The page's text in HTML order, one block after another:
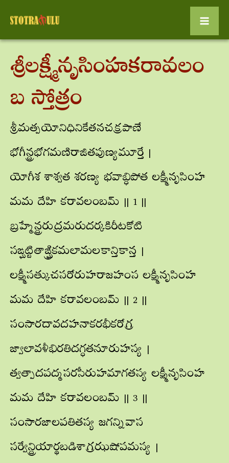
Skip
to
contentశ్రీలక్ష్మీనృసింహకరావలం
బ స్తోత్రం
శ్రీమత్పయోనిధినికేతనచక్రపాణే
భోగీన్ద్రభోగమణిరాజితపుణ్యమూర్తే |
యోగీశ శాశ్వత శరణ్య భవాబ్ధిపోత లక్ష్మీనృసింహ
మమ దేహి కరావలంబమ్ || 1 ||
బ్రహ్మేన్ద్రరుద్రమరుదర్కకిరీటకోటి
సఙ్ఘట్టితాఙ్ఘ్రికమలామలకాన్తికాన్త |
లక్ష్మీసత్కుచసరోరుహరాజహంస లక్ష్మీనృసింహ
మమ దేహి కరావలంబమ్ || 2 ||
సంసారదావదహనాకరభీకరోగ్ర
జ్వాలావళీభిరతిదగ్ధతనూరుహస్య |
త్వత్పాదపద్మసరసీరుహమాగతస్య లక్ష్మీనృసింహ
మమ దేహి కరావలంబమ్ || 3 ||
సంసారజాలపతితస్య జగన్నివాస
సర్వేన్ద్రియార్థబడిశాగ్రఝషోపమస్య |